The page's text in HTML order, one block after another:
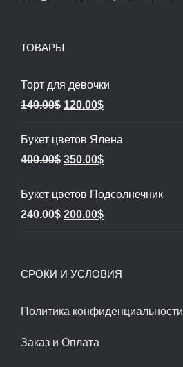
ТОВАРЫ
Торт для девочки
140.00$ Первоначальная
составляла
140.00$.
120.00$Текущая
120.00$.
Букет цветов Ялена
400.00$ Первоначальная
составляла
400.00$.
350.00$Текущая
350.00$.
Букет цветов Подсолнечник
240.00$ Первоначальная
240.00$.
200.00$Текущая
СРОКИ И УСЛОВИЯ
Политика конфиденциальности
Заказ и Оплата